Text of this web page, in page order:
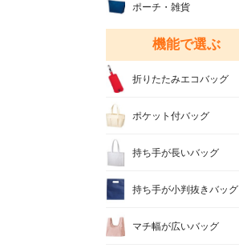
ポーチ・雑貨
機能で選ぶ
折りたたみエコバッグ
ポケット付バッグ
持ち手が長いバッグ
持ち手が小判抜きバッグ
マチ幅が広いバッグ